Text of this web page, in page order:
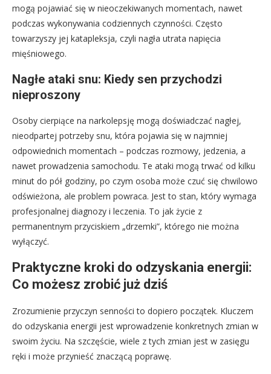
mogą pojawiać się w nieoczekiwanych momentach, nawet
podczas wykonywania codziennych czynności. Często
towarzyszy jej katapleksja, czyli nagła utrata napięcia
mięśniowego.
Nagłe ataki snu: Kiedy sen przychodzi
nieproszony
Osoby cierpiące na narkolepsję mogą doświadczać nagłej,
nieodpartej potrzeby snu, która pojawia się w najmniej
odpowiednich momentach – podczas rozmowy, jedzenia, a
nawet prowadzenia samochodu. Te ataki mogą trwać od kilku
minut do pół godziny, po czym osoba może czuć się chwilowo
odświeżona, ale problem powraca. Jest to stan, który wymaga
profesjonalnej diagnozy i leczenia. To jak życie z
permanentnym przyciskiem „drzemki”, którego nie można
wyłączyć.
Praktyczne kroki do odzyskania energii:
Co możesz zrobić już dziś
Zrozumienie przyczyn senności to dopiero początek. Kluczem
do odzyskania energii jest wprowadzenie konkretnych zmian w
swoim życiu. Na szczęście, wiele z tych zmian jest w zasięgu
ręki i może przynieść znaczącą poprawę.